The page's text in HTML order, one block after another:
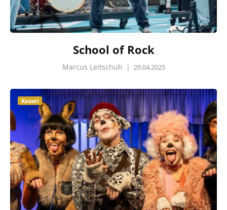
School of Rock
Marcus Leitschuh | 29.04.2025
Kassel